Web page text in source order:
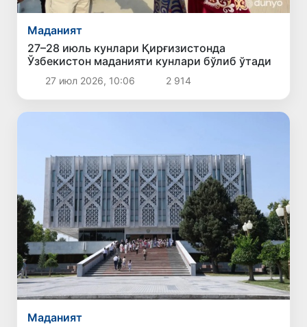
Маданият
27–28 июль кунлари Қирғизистонда
Ўзбекистон маданияти кунлари бўлиб ўтади
27 июл 2026, 10:06 2 914
Маданият